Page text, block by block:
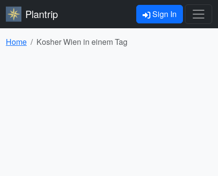
Plantrip Sign In
Home Kosher Wien in einem Tag